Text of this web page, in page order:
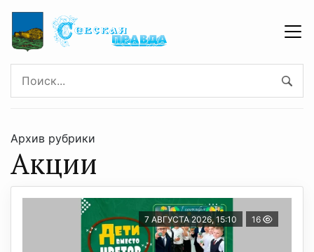
Архив рубрики
Акции
7 АВГУСТА 2026, 15:10 16